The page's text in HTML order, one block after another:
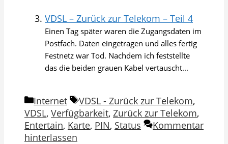
VDSL – Zurück zur Telekom – Teil 4
Einen Tag später waren die Zugangsdaten im
Postfach. Daten eingetragen und alles fertig
Festnetz war Tod. Nachdem ich feststellte
das die beiden grauen Kabel vertauscht...
Kategorien
Internet Schlagwörter
VDSL - Zurück zur Telekom,
VDSL, Verfügbarkeit, Zurück zur Telekom,
Entertain, Karte, PIN, Status
Kommentar
hinterlassen